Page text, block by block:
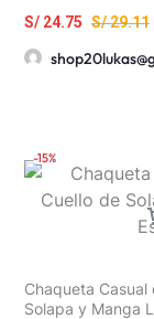
S/29.11
S/ 24.75
-15%
Chaqueta
Solapa y Manga